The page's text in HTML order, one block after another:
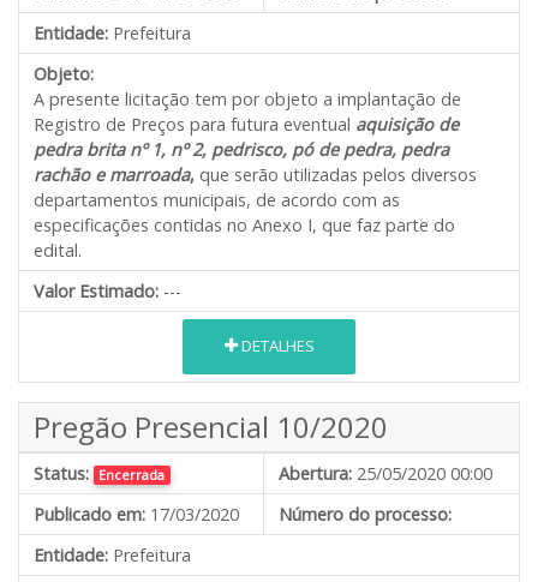
Entidade: Prefeitura
Objeto:
A presente licitação tem por objeto a implantação de
Registro de Preços para futura eventual aquisição de
pedra brita nº 1, nº 2, pedrisco, pó de pedra, pedra
rachão e marroada, que serão utilizadas pelos diversos
departamentos municipais, de acordo com as
especificações contidas no Anexo I, que faz parte do
edital.
Valor Estimado: ---
DETALHES
Pregão Presencial 10/2020
Status: Encerrada Abertura: 25/05/2020 00:00
Publicado em: 17/03/2020
Número do processo:
Entidade: Prefeitura